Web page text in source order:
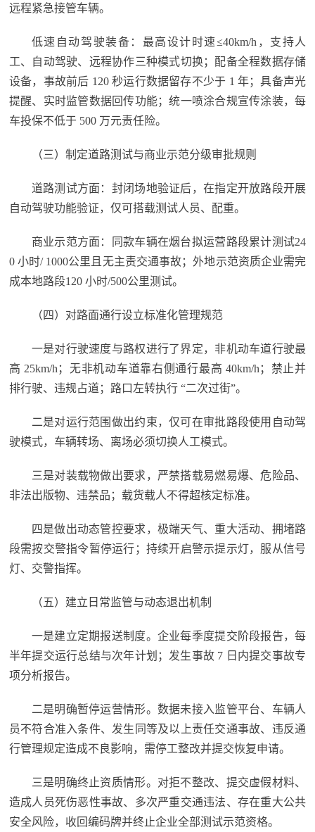
远程紧急接管车辆。
低速自动驾驶装备：最高设计时速≤40km/h，支持人
工、自动驾驶、远程协作三种模式切换；配备全程数据存储
设备，事故前后 120 秒运行数据留存不少于 1 年；具备声光
提醒、实时监管数据回传功能；统一喷涂合规宣传涂装，每
车投保不低于 500 万元责任险。
（三）制定道路测试与商业示范分级审批规则
道路测试方面：封闭场地验证后，在指定开放路段开展
自动驾驶功能验证，仅可搭载测试人员、配重。
商业示范方面：同款车辆在烟台拟运营路段累计测试24
0 小时/ 1000公里且无主责交通事故；外地示范资质企业需完
成本地路段120 小时/500公里测试。
（四）对路面通行设立标准化管理规范
一是对行驶速度与路权进行了界定，非机动车道行驶最
高 25km/h；无非机动车道靠右侧通行最高 40km/h；禁止并
排行驶、违规占道；路口左转执行 “二次过街”。
二是对运行范围做出约束，仅可在审批路段使用自动驾
驶模式，车辆转场、离场必须切换人工模式。
三是对装载物做出要求，严禁搭载易燃易爆、危险品、
非法出版物、违禁品；载货载人不得超核定标准。
四是做出动态管控要求，极端天气、重大活动、拥堵路
段需按交警指令暂停运行；持续开启警示提示灯，服从信号
灯、交警指挥。
（五）建立日常监管与动态退出机制
一是建立定期报送制度。企业每季度提交阶段报告，每
半年提交运行总结与次年计划；发生事故 7 日内提交事故专
项分析报告。
二是明确暂停运营情形。数据未接入监管平台、车辆人
员不符合准入条件、发生同等及以上责任交通事故、违反通
行管理规定造成不良影响，需停工整改并提交恢复申请。
三是明确终止资质情形。对拒不整改、提交虚假材料、
造成人员死伤恶性事故、多次严重交通违法、存在重大公共
安全风险，收回编码牌并终止企业全部测试示范资格。